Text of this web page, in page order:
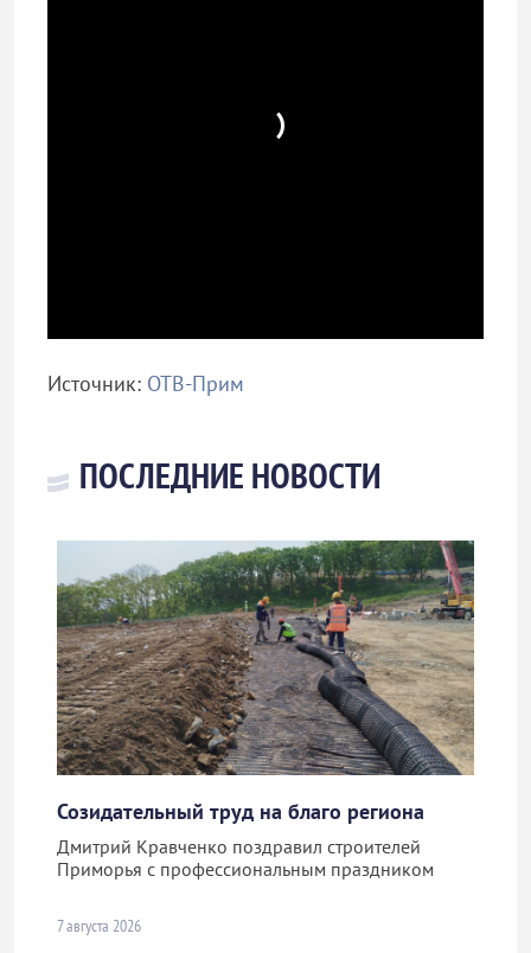
Источник: ОТВ-Прим
ПОСЛЕДНИЕ НОВОСТИ
Созидательный труд на благо региона
Дмитрий Кравченко поздравил строителей
Приморья с профессиональным праздником
7 августа 2026